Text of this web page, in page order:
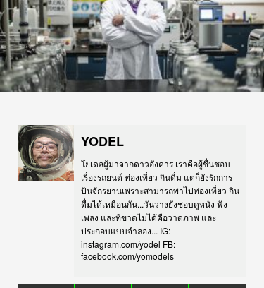
YODEL
โยเดลผู้มาจากดาวอังคาร เราคือผู้ชื่นชอบ
เรื่องรถยนต์ ท่องเที่ยว กินดื่ม แต่ก็ยังรักการ
ปั่นจักรยานเพราะสามารถพาไปท่องเที่ยว กิน
ดื่มได้เหมือนกัน...วันว่างยังชอบดูหนัง ฟัง
เพลง และที่ขาดไม่ได้คือวาดภาพ และ
ประกอบแบบจำลอง... IG:
instagram.com/yodel FB:
facebook.com/yomodels